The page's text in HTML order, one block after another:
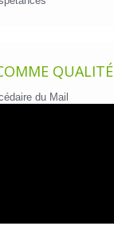
QUALITÉ
du Mail